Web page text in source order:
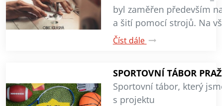
byl zaměřen především
a šití pomocí strojů. Na
Číst dále
SPORTOVNÍ TÁBOR
Sportovní tábor, který
s projektu